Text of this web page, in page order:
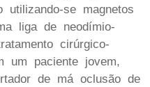
se magnetos
liga de neodímio-
cirúrgico-
um paciente jovem,
de má oclusão de